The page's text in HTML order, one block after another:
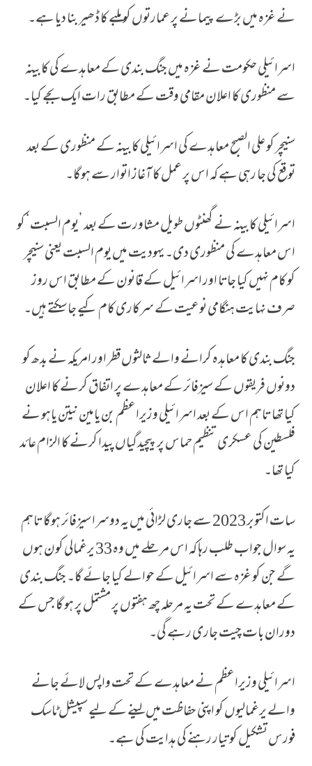
نے غزہ میں بڑے پیمانے پر عمارتوں کو ملبے کا ڈھیر بنا دیا ہے۔
اسرائیلی حکومت نے غزہ میں جنگ بندی کے معاہدے کی کابینہ
سے منظوری کا اعلان مقامی وقت کے مطابق رات ایک بجے کیا۔
سنیچر کو علی الصبح معاہدے کی اسرائیلی کابینہ کے منظوری کے بعد
توقع کی جا رہی ہے کہ اس پر عمل کا آغاز اتوار سے ہوگا۔
اسرائیلی کابینہ نے گھنٹوں طویل مشاورت کے بعد ’یوم السبت‘ کو
اس معاہدے کی منظوری دی۔ یہودیت میں یوم السبت یعنی سنیچر
کو کام نہیں کیا جاتا اور اسرائیل کے قانون کے مطابق اس روز
صرف نہایت ہنگامی نوعیت کے سرکاری کام کیے جا سکتے ہیں۔
جنگ بندی کا معاہدہ کرانے والے ثالثوں قطر اور امریکہ نے بدھ کو
دونوں فریقوں کے سیزفائر کے معاہدے پر اتفاق کرنے کا اعلان
کیا تھا تاہم اس کے بعد اسرائیلی وزیراعظم بن یامین نیتن یاہو نے
فلسطین کی عسکری تنظیم حماس پر پیچیدگیاں پیدا کرنے کا الزام عائد
کیا تھا۔
سات اکتوبر 2023 سے جاری لڑائی میں یہ دوسرا سیزفائر ہوگا تاہم
یہ سوال جواب طلب رہا کہ اس مرحلے میں وہ 33 یرغمالی کون ہوں
گے جن کو غزہ سے اسرائیل کے حوالے کیا جائے گا۔ جنگ بندی
کے معاہدے کے تحت یہ مرحلہ چھ ہفتوں پر مشتمل پر ہو گا جس کے
دوران بات چیت جاری رہے گی۔
اسرائیلی وزیراعظم نے معاہدے کے تحت واپس لائے جانے
والے یرغمالیوں کو اپنی حفاظت میں لینے کے لیے سپیشل ٹاسک
فورس تشکیل کو تیار رہنے کی ہدایت کی ہے۔